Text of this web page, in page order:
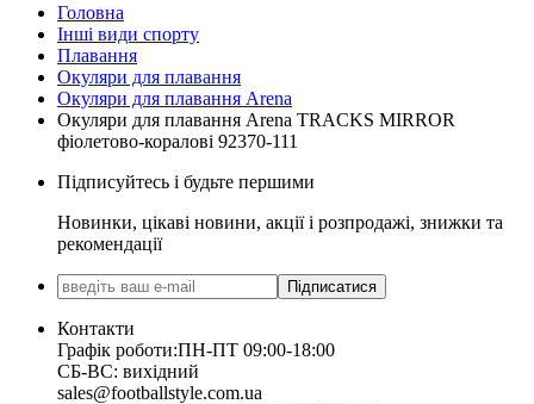
Головна
Інші види спорту
Плавання
Окуляри для плавання
Окуляри для плавання Arena
Окуляри для плавання Arena TRACKS MIRROR
фіолетово-коралові 92370-111
Підписуйтесь і будьте першими
Новинки, цікаві новини, акції і розпродажі, знижки та
рекомендації
Підписатися
Контакти
Графік роботи:ПН-ПТ 09:00-18:00
СБ-ВС: вихідний
sales@footballstyle.com.ua